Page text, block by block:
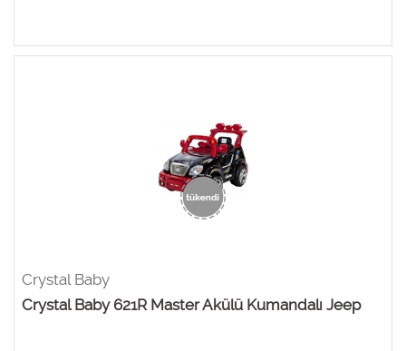
Crystal Baby
Crystal Baby 621R Master Akülü Kumandalı Jeep